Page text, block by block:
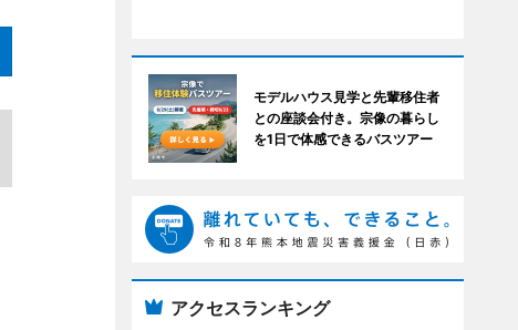
モデルハウス見学と先輩移住者
との座談会付き。宗像の暮らし
を1日で体感できるバスツアー
アクセスランキング